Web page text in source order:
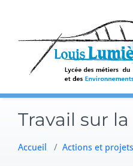
content
Travail sur
Accueil / Actions et projets